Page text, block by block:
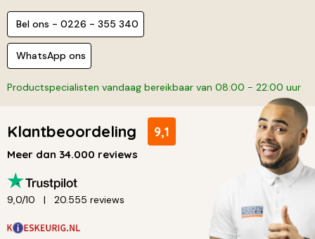
Bel ons - 0226 - 355 340
WhatsApp ons
Productspecialisten vandaag bereikbaar van 08:00 - 22:00 uur
Klantbeoordeling 9,1
Meer dan 34.000 reviews
9,0/10 20.555 reviews